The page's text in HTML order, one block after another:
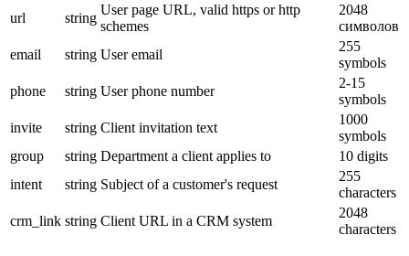
url
string
User page URL, valid https or http
schemes
2048
символов
email
string User email
255
symbols
phone
string User phone number
2-15
symbols
invite
string Client invitation text
1000
symbols
group
string Department a client applies to
10 digits
intent
string Subject of a customer's request
255
characters
crm_link string Client URL in a CRM system
2048
characters